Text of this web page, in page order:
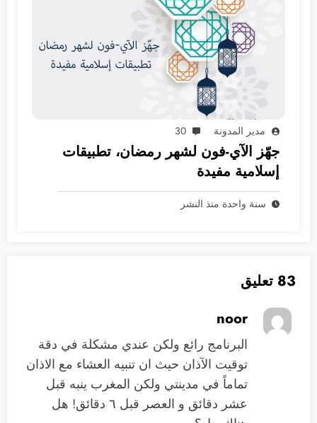
مدير المدونة 30
جهّز الآي-فون لشهر رمضان، تطبيقات
إسلامية مفيدة
سنة واحدة منذ النشر
83 تعليق
noor
البرنامج رائع ولكن عندي مشكلة في دقة
توقيت الآذان حيث ان تنبيه العشاء مع الاذان
تماماً في مدينتي ولكن المغرب ينبه قبل
عشر دقائق و العصر قبل ٦ دقائق! هل